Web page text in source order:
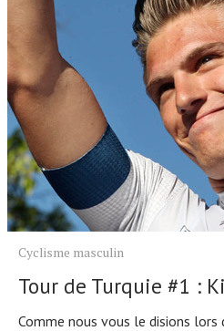
Cyclisme masculin
Tour de Turquie #1 :
Comme nous vous le disions